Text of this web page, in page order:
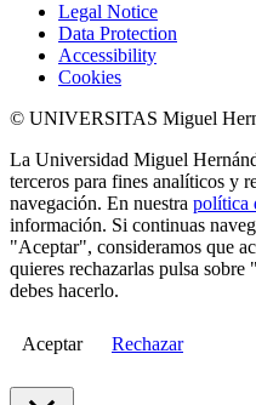
Legal Notice
Data Protection
Accessibility
Cookies
© UNIVERSITAS Miguel
La Universidad Miguel
terceros para fines analíticos y
navegación. En nuestra política
información. Si continuas
"Aceptar", consideramos que
quieres rechazarlas pulsa
debes hacerlo.
Aceptar Rechazar